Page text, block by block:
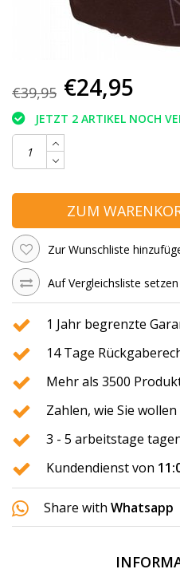
€39,95 €24,95
JETZT 2 ARTIKEL NOCH
ZUM
Zur Wunschliste
Auf Vergleichsliste setzen
1 Jahr begrenzte
14 Tage
Mehr als 3500
Zahlen, wie Sie wollen
3 - 5 arbeitstage
Kundendienst von
Share with Whatsapp